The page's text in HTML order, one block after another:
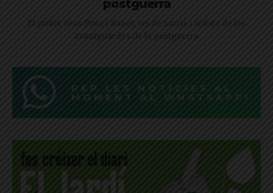
postguerra
El pintor Joan Ponç i Bonet, veí de Sarrià i artista de les
avantguardes de la postguerra
REP LES NOTÍCIES AL
MOMENT AL WHATSAPP!